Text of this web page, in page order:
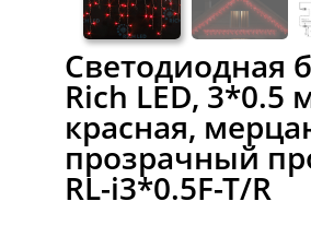
Светодиодная
Rich LED, 3*0.5
красная,
прозрачный
RL-i3*0.5F-T/R